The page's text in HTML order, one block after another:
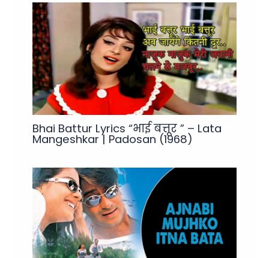
Bhai Battur Lyrics “भाई बत्तूर ” – Lata
Mangeshkar | Padosan (1968)